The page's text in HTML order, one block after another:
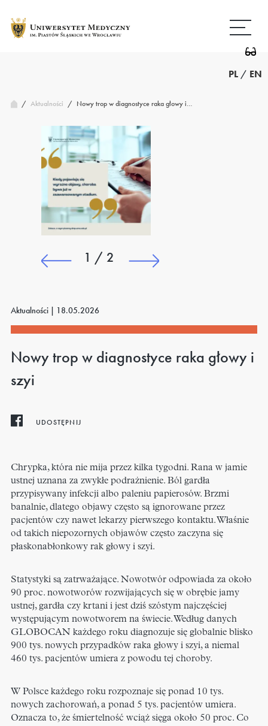
treści
strony
PL / EN
/ Aktualności / Nowy trop w diagnostyce raka głowy i…
1 / 2
Aktualności | 18.05.2026
Nowy trop w diagnostyce raka głowy i
szyi
UDOSTĘPNIJ
Chrypka, która nie mija przez kilka tygodni. Rana w jamie
ustnej uznana za zwykłe podrażnienie. Ból gardła
przypisywany infekcji albo paleniu papierosów. Brzmi
banalnie, dlatego objawy często są ignorowane przez
pacjentów czy nawet lekarzy pierwszego kontaktu. Właśnie
od takich niepozornych objawów często zaczyna się
płaskonabłonkowy rak głowy i szyi.
Statystyki są zatrważające. Nowotwór odpowiada za około
90 proc. nowotworów rozwijających się w obrębie jamy
ustnej, gardła czy krtani i jest dziś szóstym najczęściej
występującym nowotworem na świecie. Według danych
GLOBOCAN każdego roku diagnozuje się globalnie blisko
900 tys. nowych przypadków raka głowy i szyi, a niemal
460 tys. pacjentów umiera z powodu tej choroby.
W Polsce każdego roku rozpoznaje się ponad 10 tys.
nowych zachorowań, a ponad 5 tys. pacjentów umiera.
Oznacza to, że śmiertelność wciąż sięga około 50 proc. Co